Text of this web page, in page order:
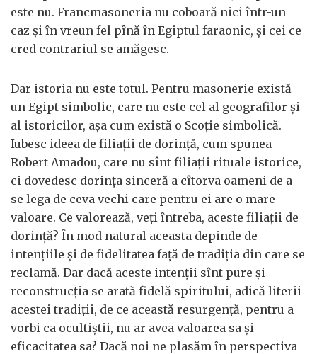
este nu. Francmasoneria nu coboară nici într-un
caz şi în vreun fel pînă în Egiptul faraonic, şi cei ce
cred contrariul se amăgesc.
Dar istoria nu este totul. Pentru masonerie există
un Egipt simbolic, care nu este cel al geografilor şi
al istoricilor, aşa cum există o Scoţie simbolică.
Iubesc ideea de filiaţii de dorinţă, cum spunea
Robert Amadou, care nu sînt filiaţii rituale istorice,
ci dovedesc dorinţa sinceră a cîtorva oameni de a
se lega de ceva vechi care pentru ei are o mare
valoare. Ce valorează, veţi întreba, aceste filiaţii de
dorinţă? În mod natural aceasta depinde de
intenţiile şi de fidelitatea faţă de tradiţia din care se
reclamă. Dar dacă aceste intenţii sînt pure şi
reconstrucţia se arată fidelă spiritului, adică literii
acestei tradiţii, de ce această resurgenţă, pentru a
vorbi ca ocultiştii, nu ar avea valoarea sa şi
eficacitatea sa? Dacă noi ne plasăm în perspectiva